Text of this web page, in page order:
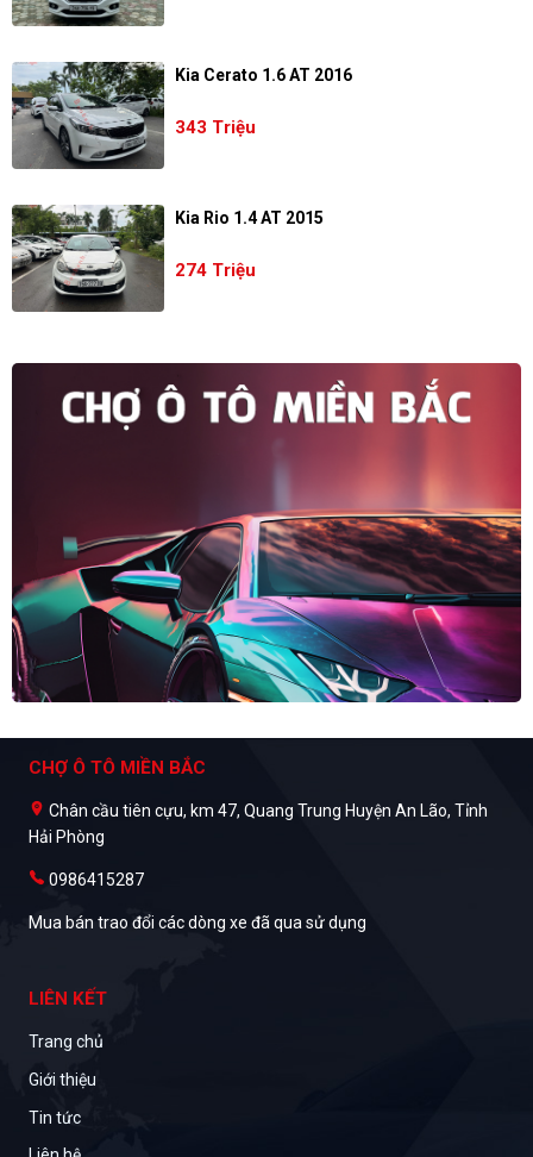
Kia Cerato 1.6 AT 2016
343 Triệu
Kia Rio 1.4 AT 2015
274 Triệu
CHỢ Ô TÔ MIỀN BẮC
Chân cầu tiên cựu, km 47, Quang Trung Huyện An Lão, Tỉnh
Hải Phòng
0986415287
Mua bán trao đổi các dòng xe đã qua sử dụng
LIÊN KẾT
Trang chủ
Giới thiệu
Tin tức